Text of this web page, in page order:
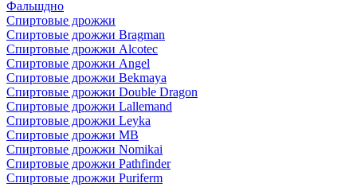
Фальшдно
Спиртовые дрожжи
Спиртовые дрожжи Bragman
Спиртовые дрожжи Alcotec
Спиртовые дрожжи Angel
Спиртовые дрожжи Bekmaya
Спиртовые дрожжи Double Dragon
Спиртовые дрожжи Lallemand
Спиртовые дрожжи Leyka
Спиртовые дрожжи MB
Спиртовые дрожжи Nomikai
Спиртовые дрожжи Pathfinder
Спиртовые дрожжи Puriferm